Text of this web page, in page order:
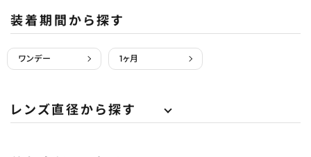
装着期間から探す
ワンデー 1ヶ月
レンズ直径から探す